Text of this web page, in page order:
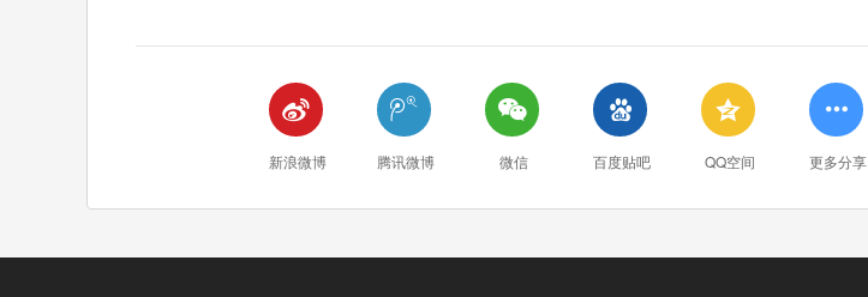

新浪微博

腾讯微博

微信

百度贴吧

QQ空间

更多分享